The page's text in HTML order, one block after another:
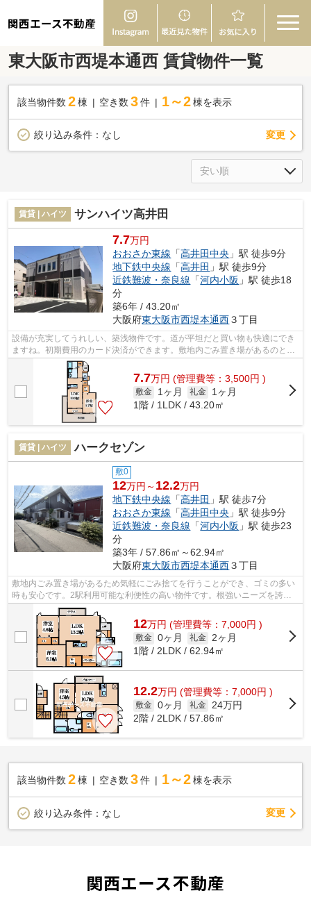
関西エース不動産
東大阪市西堤本通西 賃貸物件一覧
該当物件数 2棟 空き数 3 件 1～2 棟を表示
絞り込み条件： なし 変更
賃貸 | ハイツ サンハイツ高井田
7.7万円
おおさか東線 「高井田中央 」駅 徒歩9分
地下鉄中央線 「高井田 」駅 徒歩9分
近鉄難波・奈良線 「河内小阪 」駅 徒歩18
分
築6年 / 43.20㎡
大阪府東大阪市西堤本通西３丁目
設備が充実してうれしい、築浅物件です。道が平坦だと買い物も快適にでき
ますね。初期費用のカード決済ができます。敷地内ごみ置き場があるのとな
いのでは、利便性が全く違います。東...
7.7万円 (管理費等：3,500円 )
敷金 1ヶ月 礼金
1ヶ月
1階 / 1LDK / 43.20㎡
賃貸 | ハイツ ハークセゾン
敷0
12万円～ 12.2万円
地下鉄中央線 「高井田 」駅 徒歩7分
おおさか東線 「高井田中央 」駅 徒歩9分
近鉄難波・奈良線 「河内小阪 」駅 徒歩23
分
築3年 / 57.86㎡～62.94㎡
大阪府東大阪市西堤本通西３丁目
敷地内ごみ置き場があるため気軽にごみ捨てを行うことができ、ゴミの多い
時も安心です。2駅利用可能な利便性の高い物件です。根強いニーズを誇る
駅近の物件となり、徒歩7分に駅があり...
12万円 (管理費等：7,000円 )
敷金 0ヶ月 礼金
2ヶ月
1階 / 2LDK / 62.94㎡
12.2万円 (管理費等：7,000円 )
敷金 0ヶ月 礼金
24万円
2階 / 2LDK / 57.86㎡
該当物件数 2棟 空き数 3 件 1～2 棟を表示
絞り込み条件： なし 変更
関西エース不動産